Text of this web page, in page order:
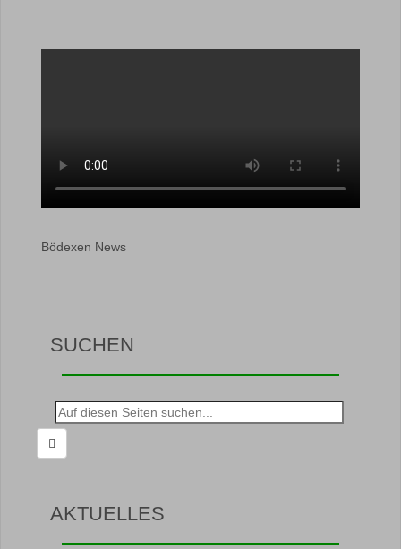
Bödexen News
SUCHEN
Suche
nach:
AKTUELLES